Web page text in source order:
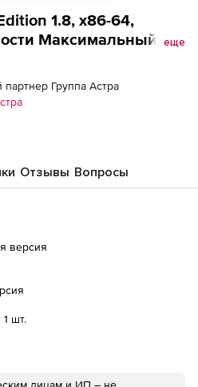
1.8, х86-64,
Максимальный
Pro РДЦП.10101-01
на 12 мес., с вкл.
на 12 мес.
еще
Группа Астра
Отзывы Вопросы
версия
шт.